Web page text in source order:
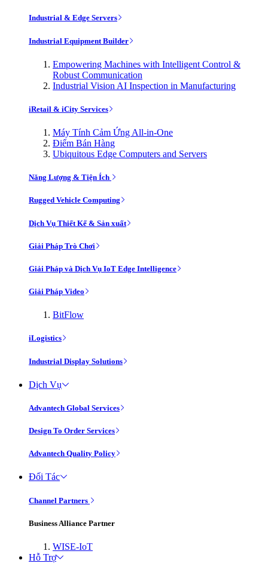
Industrial & Edge Servers
Industrial Equipment Builder
Empowering Machines with Intelligent Control &
Robust Communication
Industrial Vision AI Inspection in Manufacturing
iRetail & iCity Services
Máy Tính Cảm Ứng All-in-One
Điểm Bán Hàng
Ubiquitous Edge Computers and Servers
Năng Lượng & Tiện Ích
Rugged Vehicle Computing
Dịch Vụ Thiết Kế & Sản xuất
Giải Pháp Trò Chơi
Giải Pháp và Dịch Vụ IoT Edge Intelligence
Giải Pháp Video
BitFlow
iLogistics
Industrial Display Solutions
Dịch Vụ
Advantech Global Services
Design To Order Services
Advantech Quality Policy
Đối Tác
Channel Partners
Business Alliance Partner
WISE-IoT
Hỗ Trợ